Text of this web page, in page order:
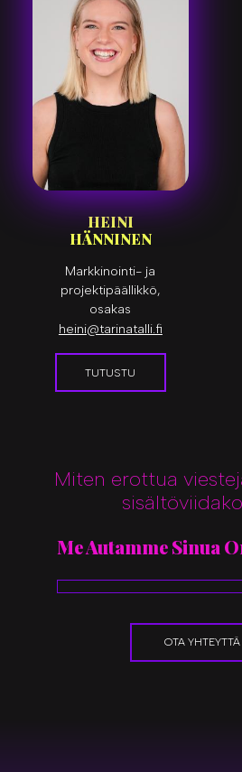
HEINI
HÄNNINEN
Markkinointi- ja
projektipäällikkö,
osakas
heini@tarinatalli.fi
TUTUSTU
Miten erottua
Me Autamme Sinua
OTA YHTEYTTÄ